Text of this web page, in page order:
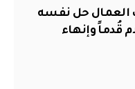
العمال حل نفسه
قُدماً وإنهاء